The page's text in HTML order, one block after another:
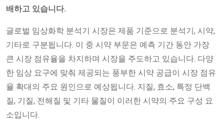
배하고 있습니다.
글로벌 임상화학 분석기 시장은 제품 기준으로 분석기, 시약,
기타로 구분됩니다. 이 중 시약 부문은 예측 기간 동안 가장
큰 시장 점유율을 차지하며 시장을 주도하고 있습니다. 다양
한 임상 요구에 맞춰 제공되는 풍부한 시약 공급이 시장 점유
율 확대의 주요 원인으로 예상됩니다. 지질, 효소, 특정 단백
질, 기질, 전해질 및 기타 물질이 이러한 시약의 주요 구성 요
소입니다.